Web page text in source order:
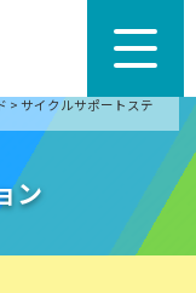
> サイクルサポートステ
ン